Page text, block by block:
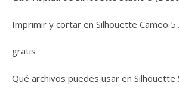
Imprimir y cortar en Silhouette Cameo 5
gratis
Qué archivos puedes usar en Silhouette